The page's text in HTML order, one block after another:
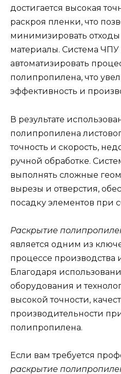
достигается высокая
раскроя пленки, что
минимизировать отходы
материалы. Система ЧПУ
автоматизировать
полипропилена, что
эффективность и
В результате
полипропилена
точность и скорость,
ручной обработке.
выполнять сложные
вырезы и отверстия,
посадку элементов при
Раскрытие
является одним из
процессе производства
Благодаря
оборудования и
высокой точности,
производительности
полипропилена.
Если вам требуется
раскрытие